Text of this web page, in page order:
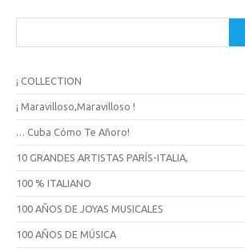
a¡ COLLECTION
¡ Maravilloso,Maravilloso !
… Cuba Cómo Te Añoro!
10 GRANDES ARTISTAS PARÍS-ITALIA,
100 % ITALIANO
100 AÑOS DE JOYAS MUSICALES
100 AÑOS DE MÚSICA